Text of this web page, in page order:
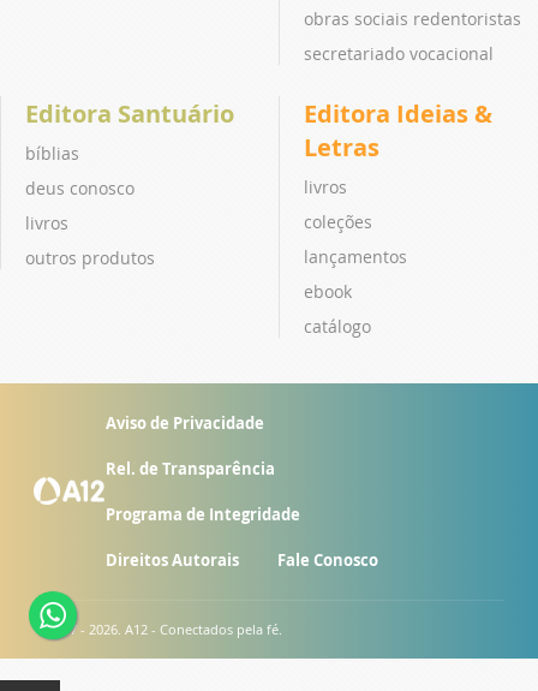
obras sociais redentoristas
secretariado vocacional
Editora Santuário
bíblias
deus conosco
livros
outros produtos
Editora Ideias &
Letras
livros
coleções
lançamentos
ebook
catálogo
Aviso de Privacidade
Rel. de Transparência
Programa de Integridade
Direitos Autorais Fale Conosco
© 2007 - 2026. A12 - Conectados pela fé.